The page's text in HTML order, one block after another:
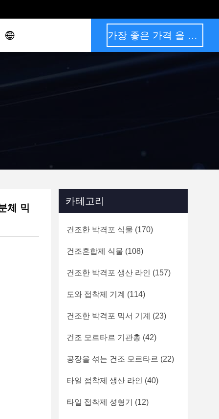
가장 좋은 가격 을 구하라
체 믹
카테고리
건조한 박격포 식물 (170)
건조혼합제 식물 (108)
건조한 박격포 생산 라인 (157)
도와 접착제 기계 (114)
건조한 박격포 믹서 기계 (23)
건조 모르타르 기관총 (42)
공장을 섞는 건조 모르타르 (22)
타일 접착제 생산 라인 (40)
타일 접착제 성형기 (12)